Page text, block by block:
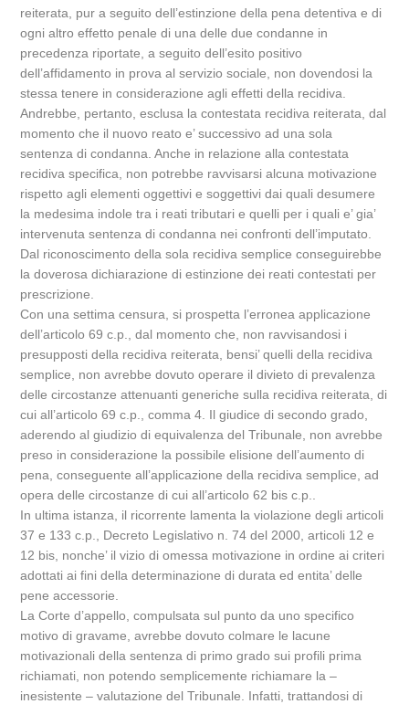
reiterata, pur a seguito dell’estinzione della pena detentiva e di
ogni altro effetto penale di una delle due condanne in
precedenza riportate, a seguito dell’esito positivo
dell’affidamento in prova al servizio sociale, non dovendosi la
stessa tenere in considerazione agli effetti della recidiva.
Andrebbe, pertanto, esclusa la contestata recidiva reiterata, dal
momento che il nuovo reato e’ successivo ad una sola
sentenza di condanna. Anche in relazione alla contestata
recidiva specifica, non potrebbe ravvisarsi alcuna motivazione
rispetto agli elementi oggettivi e soggettivi dai quali desumere
la medesima indole tra i reati tributari e quelli per i quali e’ gia’
intervenuta sentenza di condanna nei confronti dell’imputato.
Dal riconoscimento della sola recidiva semplice conseguirebbe
la doverosa dichiarazione di estinzione dei reati contestati per
prescrizione.
Con una settima censura, si prospetta l’erronea applicazione
dell’articolo 69 c.p., dal momento che, non ravvisandosi i
presupposti della recidiva reiterata, bensi’ quelli della recidiva
semplice, non avrebbe dovuto operare il divieto di prevalenza
delle circostanze attenuanti generiche sulla recidiva reiterata, di
cui all’articolo 69 c.p., comma 4. Il giudice di secondo grado,
aderendo al giudizio di equivalenza del Tribunale, non avrebbe
preso in considerazione la possibile elisione dell’aumento di
pena, conseguente all’applicazione della recidiva semplice, ad
opera delle circostanze di cui all’articolo 62 bis c.p..
In ultima istanza, il ricorrente lamenta la violazione degli articoli
37 e 133 c.p., Decreto Legislativo n. 74 del 2000, articoli 12 e
12 bis, nonche’ il vizio di omessa motivazione in ordine ai criteri
adottati ai fini della determinazione di durata ed entita’ delle
pene accessorie.
La Corte d’appello, compulsata sul punto da uno specifico
motivo di gravame, avrebbe dovuto colmare le lacune
motivazionali della sentenza di primo grado sui profili prima
richiamati, non potendo semplicemente richiamare la –
inesistente – valutazione del Tribunale. Infatti, trattandosi di